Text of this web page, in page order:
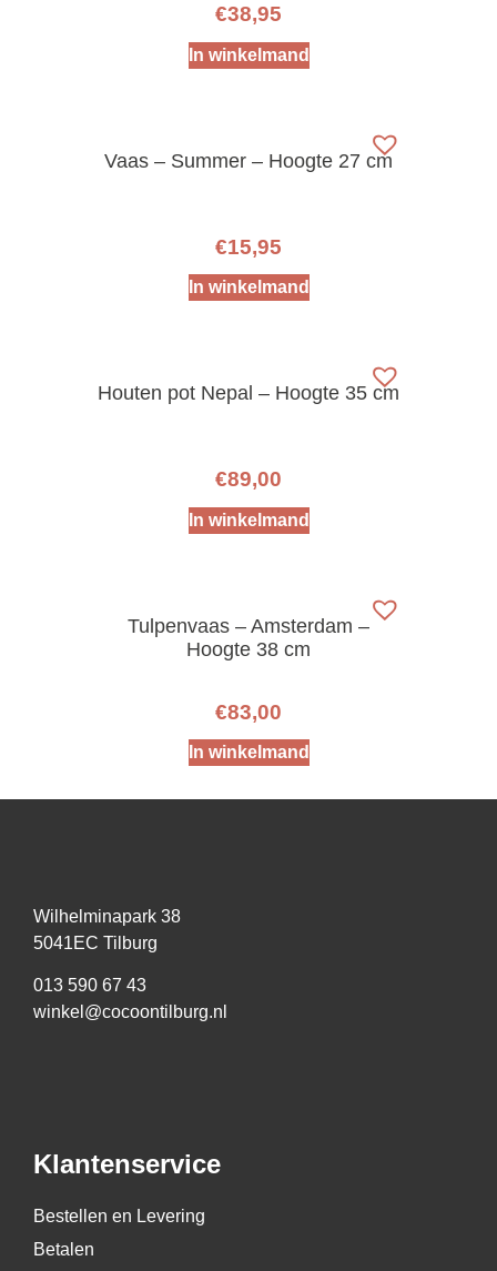
€38,95
In winkelmand
Vaas – Summer – Hoogte 27 cm
€15,95
In winkelmand
Houten pot Nepal – Hoogte 35 cm
€89,00
In winkelmand
Tulpenvaas – Amsterdam –
Hoogte 38 cm
€83,00
In winkelmand
Wilhelminapark 38
5041EC Tilburg
013 590 67 43
winkel@cocoontilburg.nl
Klantenservice
Bestellen en Levering
Betalen